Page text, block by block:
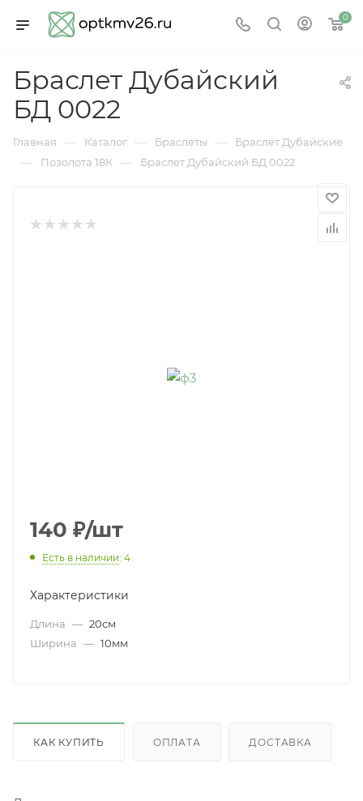
0
Браслет Дубайский
БД 0022
Главная — Каталог — Браслеты — Браслет Дубайские
— Позолота 18К — Браслет Дубайский БД 0022
140 ₽/шт
Есть в наличии: 4
Характеристики
Длина — 20см
Ширина — 10мм
КАК КУПИТЬ ОПЛАТА ДОСТАВКА